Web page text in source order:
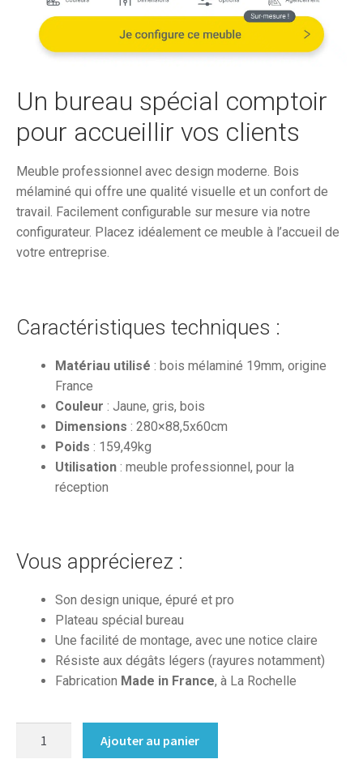
était :
2
308,38€.
est :
1
Un bureau spécial comptoir
pour accueillir vos clients
Meuble professionnel avec design moderne. Bois
mélaminé qui offre une qualité visuelle et un confort de
travail. Facilement configurable sur mesure via notre
configurateur. Placez idéalement ce meuble à l’accueil de
votre entreprise.
Caractéristiques techniques :
Matériau utilisé : bois mélaminé 19mm, origine
France
Couleur : Jaune, gris, bois
Dimensions : 280×88,5x60cm
Poids : 159,49kg
Utilisation : meuble professionnel, pour la
réception
Vous apprécierez :
Son design unique, épuré et pro
Plateau spécial bureau
Une facilité de montage, avec une notice claire
Résiste aux dégâts légers (rayures notamment)
Fabrication Made in France, à La Rochelle
Ajouter au panier